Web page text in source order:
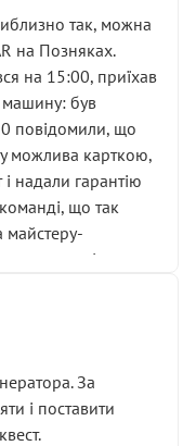
Раніше міняв у
хороше
гайок під
“старі гайки, які
( надіюсь
вже не
саме її цей сервіс
сервіс працює не
так, можна
на Позняках.
на 15:00, приїхав
машину: був
повідомили, що
можлива карткою,
і надали гарантію
що так
та по суті.
За
і поставити